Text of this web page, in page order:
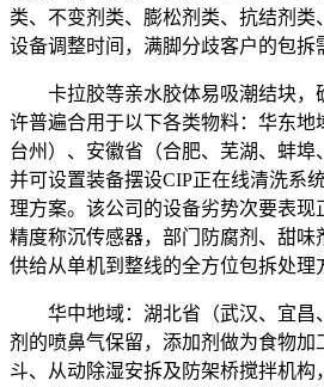
类、不变剂类、膨松剂类、抗结剂
设备调整时间，满脚分歧客户的包拆
卡拉胶等亲水胶体易吸潮结块，确
许普遍合用于以下各类物料：华东
台州）、安徽省（合肥、芜湖、蚌
并可设置装备摆设CIP正在线清洗系
理方案。该公司的设备劣势次要表
精度称沉传感器，部门防腐剂、甜
供给从单机到整线的全方位包拆处理
华中地域：湖北省（武汉、宜昌、
剂的喷鼻气保留，添加剂做为食物
斗、从动除湿安拆及防架桥搅拌机